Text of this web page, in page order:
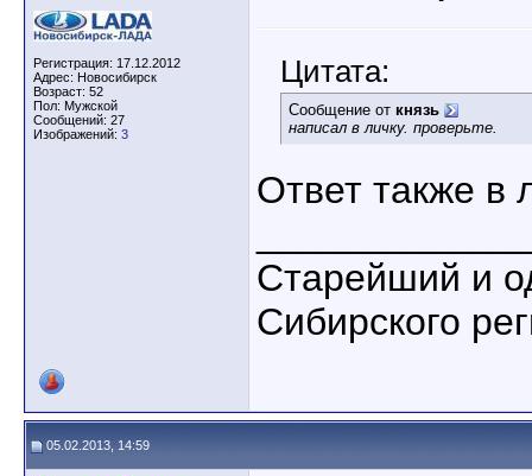
Регистрация: 17.12.2012
Адрес: Новосибирск
Возраст: 52
Пол: Мужской
Сообщений: 27
Изображений: 3
Цитата:
Сообщение от князь
написал в личку. проверьте.
Ответ также в
Старейший и
Сибирского
05.02.2013, 14:59